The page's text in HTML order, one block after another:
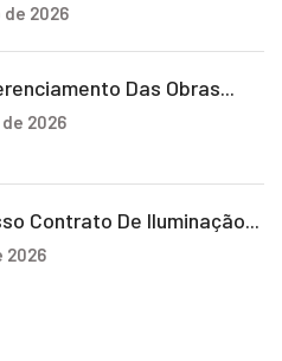
2026
Das Obras...
2026
Contrato De Iluminação...
2026